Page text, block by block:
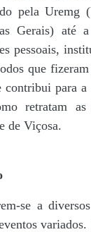
pela Uremg
Gerais) até
pessoais,
que
para a
retratam
de Viçosa.
se a
variados.